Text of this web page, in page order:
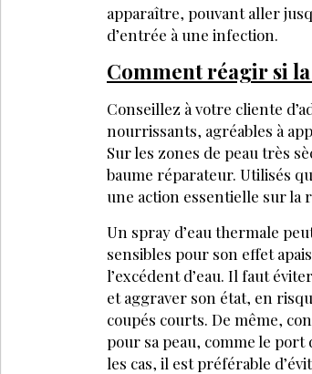
apparaître, pouvant aller
d’entrée à une infection.
Comment réagir si la
Conseillez à votre cliente
nourrissants, agréables à
Sur les zones de peau très
baume réparateur. Utilisés
une action essentielle sur la
Un spray d’eau thermale
sensibles pour son effet
l’excédent d’eau. Il faut
et aggraver son état, en
coupés courts. De même,
pour sa peau, comme le
les cas, il est préférable